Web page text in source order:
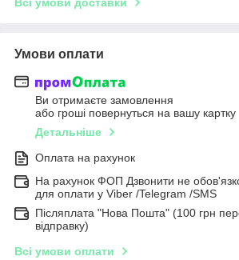
Умови оплати
Ви отримаєте замовлення
або гроші повернуться на вашу картку
Детальніше
Оплата на рахунок
На рахунок ФОП Дзвонити не
для оплати у Viber /Telegram /SMS
Післяплата "Нова Пошта" (100 грн
відправку)
Всі умови оплати